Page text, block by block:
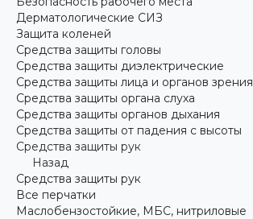
Дерматологические СИЗ
Защита коленей
Средства защиты головы
Средства защиты диэлектрические
Средства защиты лица и органов зрения
Средства защиты органа слуха
Средства защиты органов дыхания
Средства защиты от падения с высоты
Средства защиты рук
Назад
Средства защиты рук
Все перчатки
Маслобензостойкие, МБС, нитриловые